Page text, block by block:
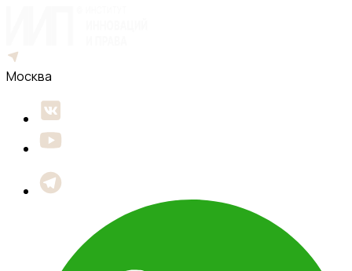
Москва